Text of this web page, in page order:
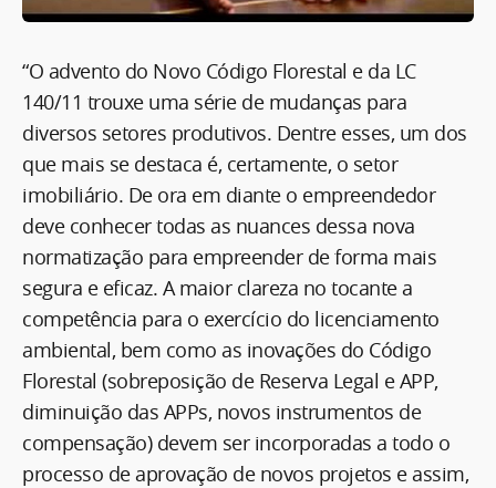
“O advento do Novo Código Florestal e da LC
140/11 trouxe uma série de mudanças para
diversos setores produtivos. Dentre esses, um dos
que mais se destaca é, certamente, o setor
imobiliário. De ora em diante o empreendedor
deve conhecer todas as nuances dessa nova
normatização para empreender de forma mais
segura e eficaz. A maior clareza no tocante a
competência para o exercício do licenciamento
ambiental, bem como as inovações do Código
Florestal (sobreposição de Reserva Legal e APP,
diminuição das APPs, novos instrumentos de
compensação) devem ser incorporadas a todo o
processo de aprovação de novos projetos e assim,